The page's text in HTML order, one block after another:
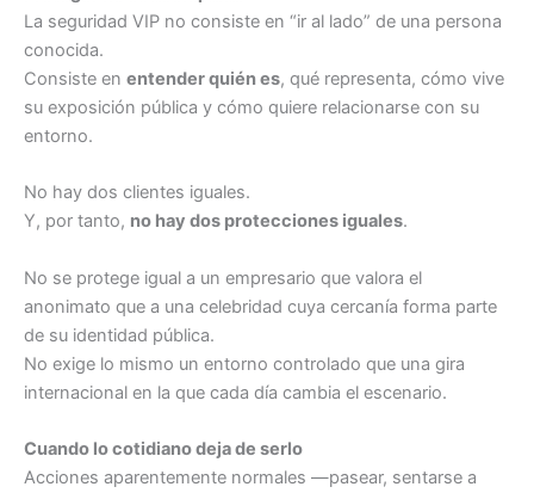
La seguridad VIP no consiste en “ir al lado” de una persona
conocida.
Consiste en entender quién es, qué representa, cómo vive
su exposición pública y cómo quiere relacionarse con su
entorno.
No hay dos clientes iguales.
Y, por tanto, no hay dos protecciones iguales.
No se protege igual a un empresario que valora el
anonimato que a una celebridad cuya cercanía forma parte
de su identidad pública.
No exige lo mismo un entorno controlado que una gira
internacional en la que cada día cambia el escenario.
Cuando lo cotidiano deja de serlo
Acciones aparentemente normales —pasear, sentarse a